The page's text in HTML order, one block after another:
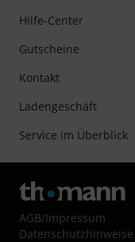
Hilfe-Center
Gutscheine
Kontakt
Ladengeschäft
Service im Überblick
AGB/Impressum
Datenschutzhinweise